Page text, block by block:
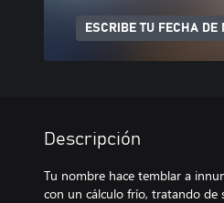
ESCRIBE TU FECHA DE
Descripción
Tu nombre hace temblar a
con un cálculo frío, tratando de